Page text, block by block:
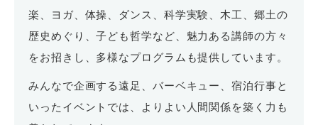
楽、ヨガ、体操、ダンス、科学実験、木工、郷土の
歴史めぐり、子ども哲学など、魅力ある講師の方々
をお招きし、多様なプログラムも提供しています。
みんなで企画する遠足、バーベキュー、宿泊行事と
いったイベントでは、よりよい人間関係を築く力も